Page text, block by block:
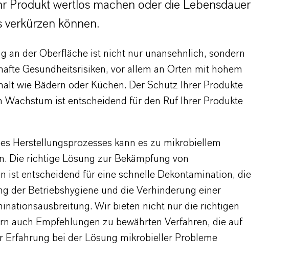
Produkt wertlos machen oder die Lebensdauer
verkürzen können.
an der Oberfläche ist nicht nur unansehnlich, sondern
Gesundheitsrisiken, vor allem an Orten mit hohem
wie Bädern oder Küchen. Der Schutz Ihrer Produkte
Wachstum ist entscheidend für den Ruf Ihrer Produkte
Herstellungsprozesses kann es zu mikrobiellem
Die richtige Lösung zur Bekämpfung von
ist entscheidend für eine schnelle Dekontamination, die
der Betriebshygiene und die Verhinderung einer
Wir bieten nicht nur die richtigen
auch Empfehlungen zu bewährten Verfahren, die auf
Erfahrung bei der Lösung mikrobieller Probleme